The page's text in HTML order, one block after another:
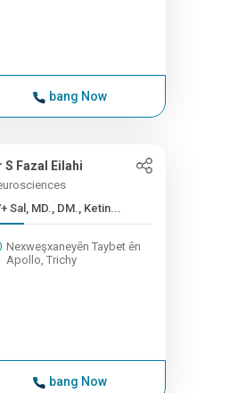
bang Now
S Fazal Eilahi
Sal, MD., DM., Ketin...
Nexweşxaneyên Taybet ên
Apollo, Trichy
bang Now